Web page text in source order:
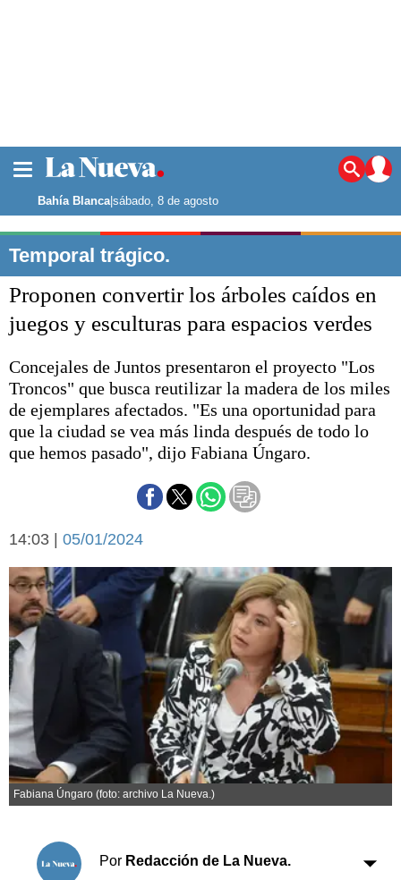
Noticias
La ciudad
Punta Alta
El mundo
Opinión
Deportes
Escenario Olímpico
Liga del Sur
Básquetbol
Fútbol
Federal A
Aplausos
Cines
Economía y campo
Espacio empresas
Sociedad y tiempo
libre
Sociedad
Tecnología
Turismo
Salud
Es viral
El tiempo
Cartón Lleno
Fúnebres
Clasificados
Suplementos
Bahía Blanca|sábado, 8 de agosto
Temporal trágico.
Proponen convertir los árboles caídos en
juegos y esculturas para espacios verdes
Concejales de Juntos presentaron el proyecto "Los
Troncos" que busca reutilizar la madera de los miles
de ejemplares afectados. "Es una oportunidad para
que la ciudad se vea más linda después de todo lo
que hemos pasado", dijo Fabiana Úngaro.
14:03 | 05/01/2024
Fabiana Úngaro (foto: archivo La Nueva.)
Por Redacción de La Nueva.